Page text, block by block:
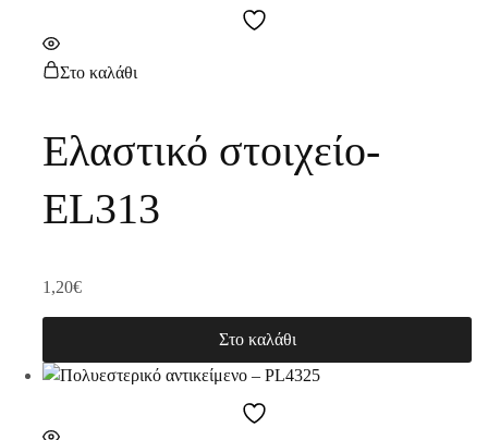
Στο καλάθι
Ελαστικό στοιχείο-
EL313
1,20€
Στο καλάθι